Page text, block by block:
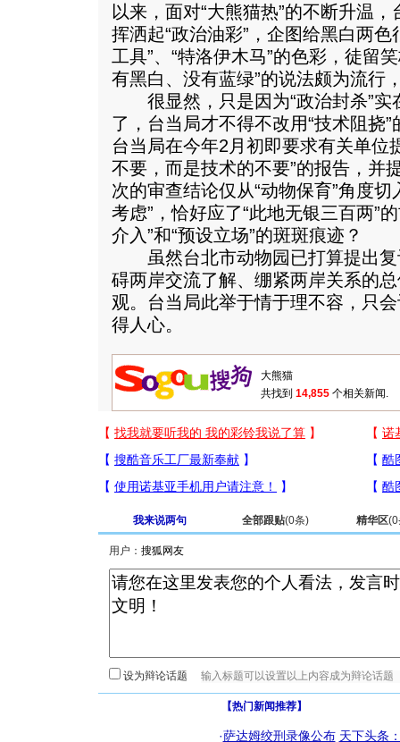
以来，面对“大熊猫热”的不断升温
挥洒起“政治油彩”，企图给黑白两
工具”、“特洛伊木马”的色彩，徒留
有黑白、没有蓝绿”的说法颇为流行
很显然，只是因为“政治封杀”实
了，台当局才不得不改用“技术阻挠
台当局在今年2月初即要求有关单位
不要，而是技术的不要”的报告，并
次的审查结论仅从“动物保育”角度
考虑”，恰好应了“此地无银三百两”
介入”和“预设立场”的斑斑痕迹？
虽然台北市动物园已打算提出复
碍两岸交流了解、绷紧两岸关系的
观。台当局此举于情于理不容，只
得人心。
共找到 14,855 个相关新闻.
我来说两句 全部跟贴(0条) 精华区(0
用户：
设为辩论话题
【热门新闻推荐】
·萨达姆绞刑录像公布 天下头条